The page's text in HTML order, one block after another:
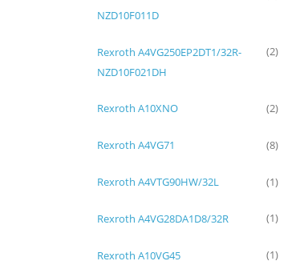
NZD10F011D
Rexroth A4VG250EP2DT1/32R-
NZD10F021DH
(2)
Rexroth A10XNO (2)
Rexroth A4VG71 (8)
Rexroth A4VTG90HW/32L (1)
Rexroth A4VG28DA1D8/32R (1)
Rexroth A10VG45 (1)